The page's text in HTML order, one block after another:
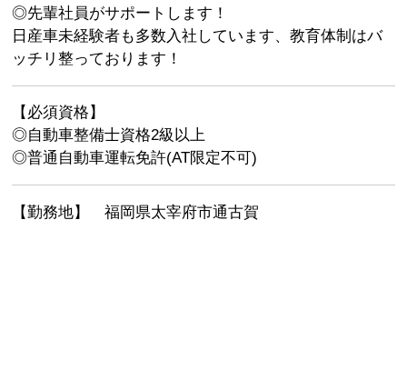
◎先輩社員がサポートします！
日産車未経験者も多数入社しています、教育体制はバ
ッチリ整っております！
【必須資格】
◎自動車整備士資格2級以上
◎普通自動車運転免許(AT限定不可)
【勤務地】 福岡県太宰府市通古賀